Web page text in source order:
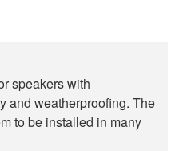
speakers with
and weatherproofing. The
to be installed in many